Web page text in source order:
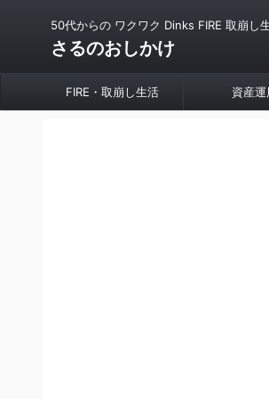
50代からの ワクワク Dinks FIRE 取崩し
さるのおしかけ
FIRE・取崩し生活 資産運